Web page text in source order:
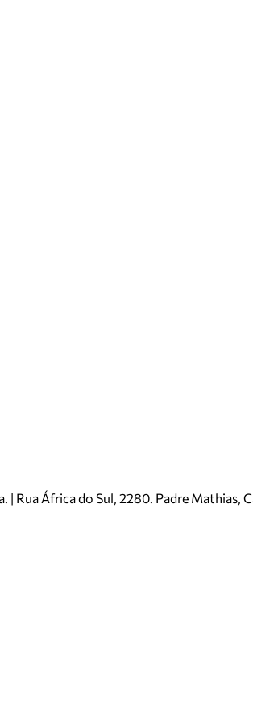
| Rua África do Sul, 2280. Padre